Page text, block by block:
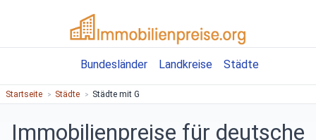
Bundesländer Landkreise Städte
Startseite Städte Städte mit G
Immobilienpreise für deutsche